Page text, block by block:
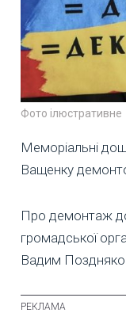
Фото ілюстративне
Меморіальні
Ващенку
Про демонтаж
громадської
Вадим